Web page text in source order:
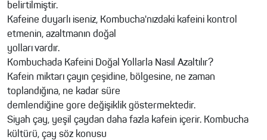
belirtilmiştir.
Kafeine duyarlı iseniz, Kombucha'nızdaki kafeini kontrol
etmenin, azaltmanın doğal
yolları vardır.
Kombuchada Kafeini Doğal Yollarla Nasıl Azaltılır?
Kafein miktarı çayın çeşidine, bölgesine, ne zaman
toplandığına, ne kadar süre
demlendiğine gore değişiklik göstermektedir.
Siyah çay, yeşil çaydan daha fazla kafein içerir. Kombucha
kültürü, çay söz konusu